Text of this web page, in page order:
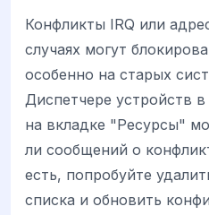
Конфликты IRQ или
случаях могут
особенно на старых
Диспетчере устройств
на вкладке "Ресурсы"
ли сообщений о
есть, попробуйте
списка и обновить